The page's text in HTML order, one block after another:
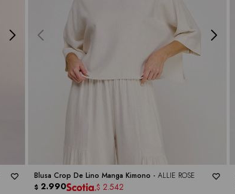
Blusa Crop De Lino Manga Kimono - ALLIE ROSE
$ 2.990 $ 2.542